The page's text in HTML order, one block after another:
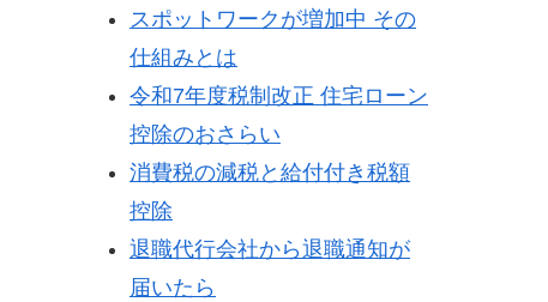
スポットワークが増加中 その
仕組みとは
令和7年度税制改正 住宅ローン
控除のおさらい
消費税の減税と給付付き税額
控除
退職代行会社から退職通知が
届いたら